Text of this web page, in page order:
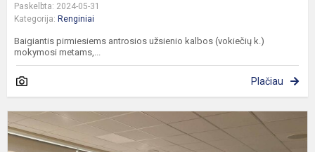
Paskelbta: 2024-05-31
Kategorija: Renginiai
Baigiantis pirmiesiems antrosios užsienio kalbos (vokiečių k.)
mokymosi metams,...
Plačiau